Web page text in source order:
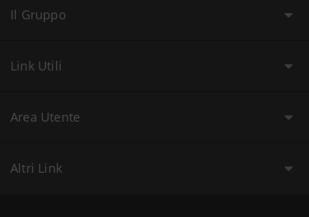
Il Gruppo
Link Utili
Area Utente
Altri Link